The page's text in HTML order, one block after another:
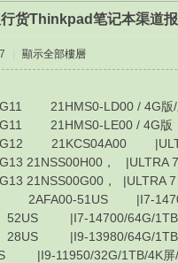
行货Thinkpad笔记本渠道
顯示全部樓層
LD00 / 4G版/新價
LE00 / 4G版 |I7-
|ULTRA5-
， |ULTRA 7
， |ULTRA 7
51US |I7-14700HX/
|I7-14700/64G/1TB//
|I9-13980/64G/1TB/
11950/32G/1TB/4K屏/